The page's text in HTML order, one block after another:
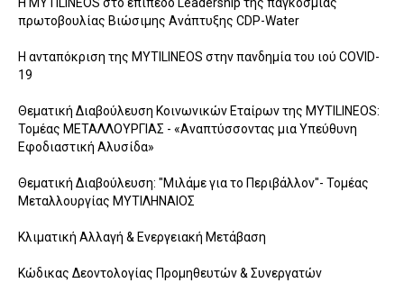
πρωτοβουλίας Bιώσιμης Ανάπτυξης CDP-Water
Η ανταπόκριση της MYTILINEOS στην πανδημία του ιού COVID-
19
Θεματική Διαβούλευση Κοινωνικών Εταίρων της MYTILINEOS:
Τομέας ΜΕΤΑΛΛΟΥΡΓΙΑΣ - «Αναπτύσσοντας μια Υπεύθυνη
Εφοδιαστική Αλυσίδα»
Θεματική Διαβούλευση: "Μιλάμε για το Περιβάλλον"- Τομέας
Μεταλλουργίας ΜΥΤΙΛΗΝΑΙΟΣ
Κλιματική Αλλαγή & Ενεργειακή Μετάβαση
Κώδικας Δεοντολογίας Προμηθευτών & Συνεργατών